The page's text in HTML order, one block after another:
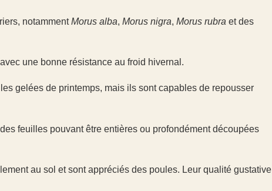
notammentMorus alba, Morus nigra, Morus rubra et des
une bonne résistance au froid hivernal.
gelées de printemps, mais ils sont capables de repousser
feuilles pouvant être entières ou profondément découpées
au sol et sont appréciés des poules. Leur qualité gustative